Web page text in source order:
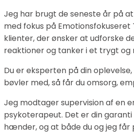
Jeg har brugt de seneste år på
med fokus på Emotionsfokuseret
klienter, der ønsker at udforske
reaktioner og tanker i et trygt og
Du er eksperten på din
bøvler med, så får du omsorg,
Jeg modtager supervision af en
psykoterapeut. Det er din
hænder, og at både du og jeg får